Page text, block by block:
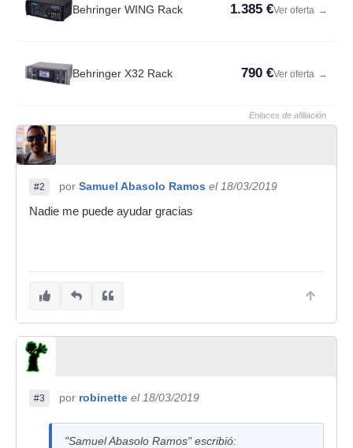
Behringer WING Rack 1.385 €Ver oferta →
Behringer X32 Rack 790 €Ver oferta →
Enlaces de afiliación
#2 por Samuel Abasolo Ramos el 18/03/2019
Nadie me puede ayudar gracias
#3 por robinette el 18/03/2019
"Samuel Abasolo Ramos" escribió: